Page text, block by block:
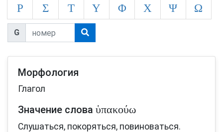
Ρ
Σ Τ Υ Φ Χ Ψ Ω
G
Морфология
Глагол
Значение слова ὑπακούω
Слушаться, покоряться, повиноваться.